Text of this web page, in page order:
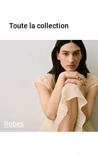
Toute la collection
Robes